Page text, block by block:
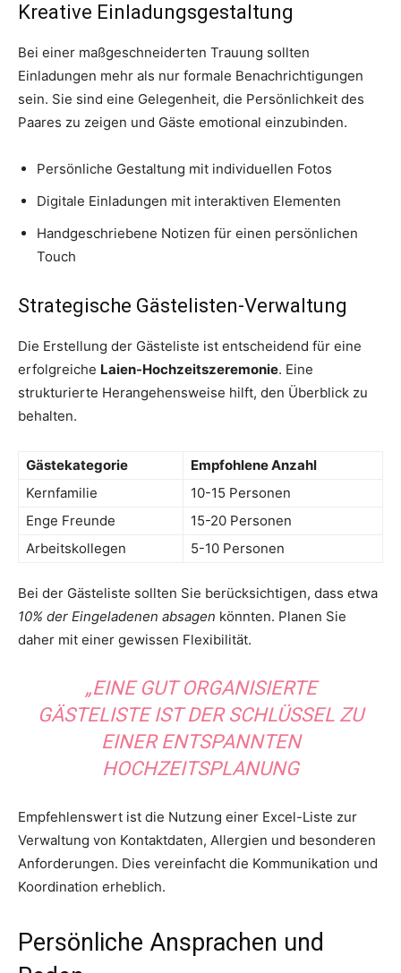
Kreative Einladungsgestaltung
Bei einer maßgeschneiderten Trauung sollten
Einladungen mehr als nur formale Benachrichtigungen
sein. Sie sind eine Gelegenheit, die Persönlichkeit des
Paares zu zeigen und Gäste emotional einzubinden.
Persönliche Gestaltung mit individuellen Fotos
Digitale Einladungen mit interaktiven Elementen
Handgeschriebene Notizen für einen persönlichen
Touch
Strategische Gästelisten-Verwaltung
Die Erstellung der Gästeliste ist entscheidend für eine
erfolgreiche Laien-Hochzeitszeremonie. Eine
strukturierte Herangehensweise hilft, den Überblick zu
behalten.
Gästekategorie
Empfohlene Anzahl
Kernfamilie
10-15 Personen
Enge Freunde
15-20 Personen
Arbeitskollegen
5-10 Personen
Bei der Gästeliste sollten Sie berücksichtigen, dass etwa
10% der Eingeladenen absagen könnten. Planen Sie
daher mit einer gewissen Flexibilität.
„EINE GUT ORGANISIERTE
GÄSTELISTE IST DER SCHLÜSSEL ZU
EINER ENTSPANNTEN
HOCHZEITSPLANUNG
Empfehlenswert ist die Nutzung einer Excel-Liste zur
Verwaltung von Kontaktdaten, Allergien und besonderen
Anforderungen. Dies vereinfacht die Kommunikation und
Koordination erheblich.
Persönliche Ansprachen und